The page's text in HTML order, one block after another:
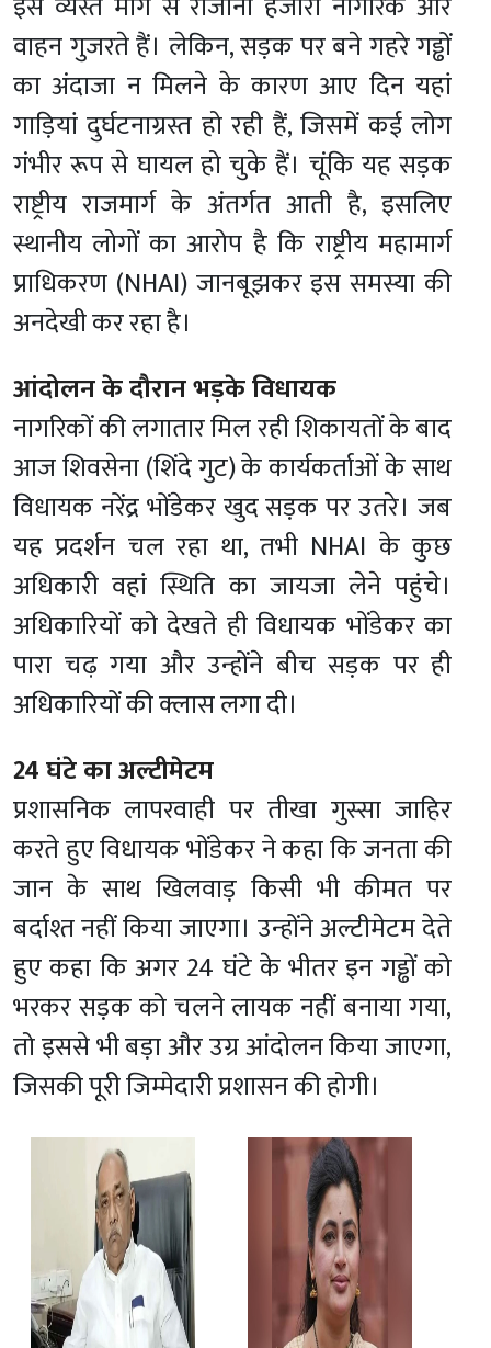
वाहन गुजरते हैं। लेकिन, सड़क पर बने गहरे गड्ढों
का अंदाजा न मिलने के कारण आए दिन यहां
गाड़ियां दुर्घटनाग्रस्त हो रही हैं, जिसमें कई लोग
गंभीर रूप से घायल हो चुके हैं। चूंकि यह सड़क
राष्ट्रीय राजमार्ग के अंतर्गत आती है, इसलिए
स्थानीय लोगों का आरोप है कि राष्ट्रीय महामार्ग
प्राधिकरण (NHAI) जानबूझकर इस समस्या की
अनदेखी कर रहा है।
आंदोलन के दौरान भड़के विधायक
नागरिकों की लगातार मिल रही शिकायतों के बाद
आज शिवसेना (शिंदे गुट) के कार्यकर्ताओं के साथ
विधायक नरेंद्र भोंडेकर खुद सड़क पर उतरे। जब
यह प्रदर्शन चल रहा था, तभी NHAI के कुछ
अधिकारी वहां स्थिति का जायजा लेने पहुंचे।
अधिकारियों को देखते ही विधायक भोंडेकर का
पारा चढ़ गया और उन्होंने बीच सड़क पर ही
अधिकारियों की क्लास लगा दी।
24 घंटे का अल्टीमेटम
प्रशासनिक लापरवाही पर तीखा गुस्सा जाहिर
करते हुए विधायक भोंडेकर ने कहा कि जनता की
जान के साथ खिलवाड़ किसी भी कीमत पर
बर्दाश्त नहीं किया जाएगा। उन्होंने अल्टीमेटम देते
हुए कहा कि अगर 24 घंटे के भीतर इन गड्ढों को
भरकर सड़क को चलने लायक नहीं बनाया गया,
तो इससे भी बड़ा और उग्र आंदोलन किया जाएगा,
जिसकी पूरी जिम्मेदारी प्रशासन की होगी।